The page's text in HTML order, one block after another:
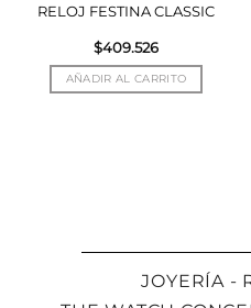
RELOJ FESTINA CLASSIC
$409.526
AÑADIR AL CARRITO
JOYERÍA -